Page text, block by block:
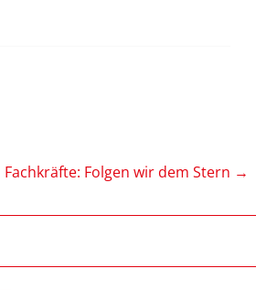
Fachkräfte: Folgen wir dem Stern →